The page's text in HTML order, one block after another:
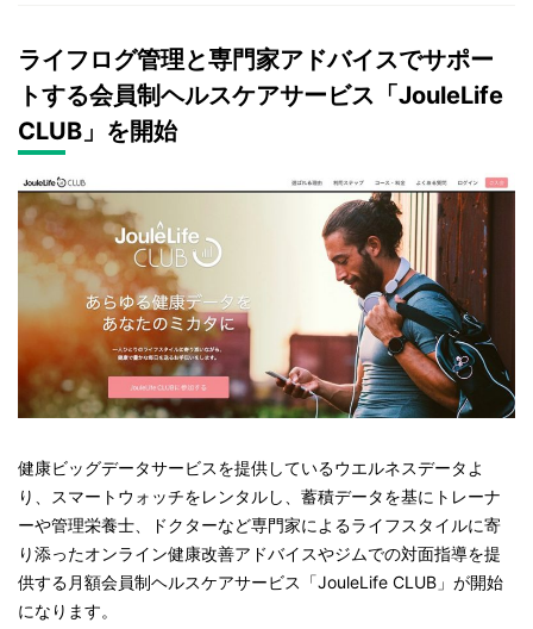
ライフログ管理と専門家アドバイスでサポー
トする会員制ヘルスケアサービス「JouleLife
CLUB」を開始
健康ビッグデータサービスを提供しているウエルネスデータよ
り、スマートウォッチをレンタルし、蓄積データを基にトレーナ
ーや管理栄養士、ドクターなど専門家によるライフスタイルに寄
り添ったオンライン健康改善アドバイスやジムでの対面指導を提
供する月額会員制ヘルスケアサービス「JouleLife CLUB」が開始
になります。